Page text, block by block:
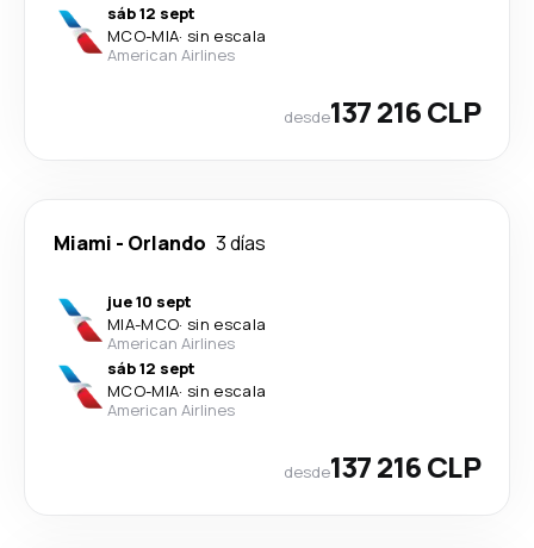
sáb 12 sept
MCO-MIA· sin escala
American Airlines
desde137 216 CLP
Miami - Orlando 3 días
jue 10 sept
MIA-MCO· sin escala
American Airlines
sáb 12 sept
MCO-MIA· sin escala
American Airlines
desde137 216 CLP